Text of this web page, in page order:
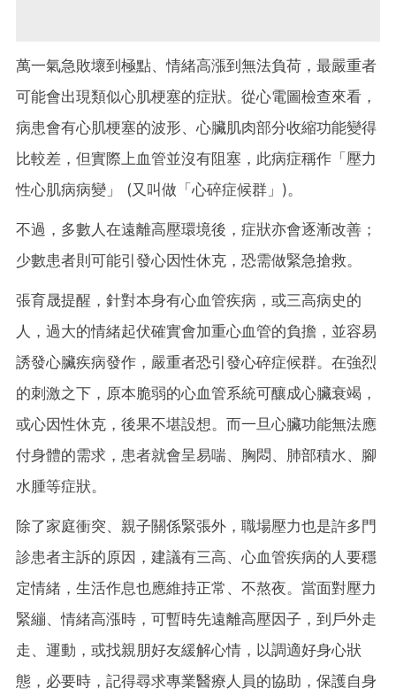
萬一氣急敗壞到極點、情緒高漲到無法負荷，最嚴重者
可能會出現類似心肌梗塞的症狀。從心電圖檢查來看，
病患會有心肌梗塞的波形、心臟肌肉部分收縮功能變得
比較差，但實際上血管並沒有阻塞，此病症稱作「壓力
性心肌病病變」 (又叫做「心碎症候群」)。
不過，多數人在遠離高壓環境後，症狀亦會逐漸改善；
少數患者則可能引發心因性休克，恐需做緊急搶救。
張育晟提醒，針對本身有心血管疾病，或三高病史的
人，過大的情緒起伏確實會加重心血管的負擔，並容易
誘發心臟疾病發作，嚴重者恐引發心碎症候群。在強烈
的刺激之下，原本脆弱的心血管系統可釀成心臟衰竭，
或心因性休克，後果不堪設想。而一旦心臟功能無法應
付身體的需求，患者就會呈易喘、胸悶、肺部積水、腳
水腫等症狀。
除了家庭衝突、親子關係緊張外，職場壓力也是許多門
診患者主訴的原因，建議有三高、心血管疾病的人要穩
定情緒，生活作息也應維持正常、不熬夜。當面對壓力
緊繃、情緒高漲時，可暫時先遠離高壓因子，到戶外走
走、運動，或找親朋好友緩解心情，以調適好身心狀
態，必要時，記得尋求專業醫療人員的協助，保護自身